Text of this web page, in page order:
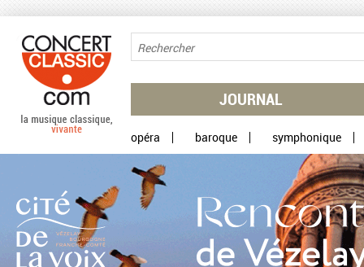
JOURNAL
opéra baroque symphonique